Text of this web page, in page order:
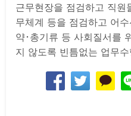
근무현장을 점검하고 직원
무체계 등을 점검하고 어
약･총기류 등 사회질서를
지 않도록 빈틈없는 업무